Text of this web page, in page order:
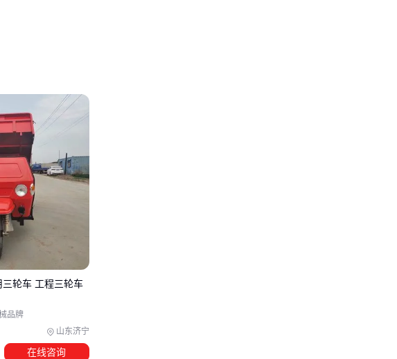
用与性价比的
际作业痛点：
停工损失
低清洁频率
块、砂石等重
爆设计和模块
，单薄雨布容易
山东济宁
轮车 工程三轮车
品牌
在线咨询